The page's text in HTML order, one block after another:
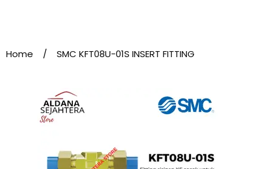
Home / SMC KFT08U-01S INSERT FITTING